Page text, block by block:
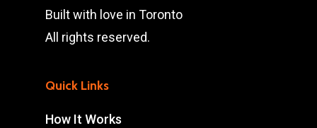
Built with love in Toronto
All rights reserved.
Quick Links
How It Works